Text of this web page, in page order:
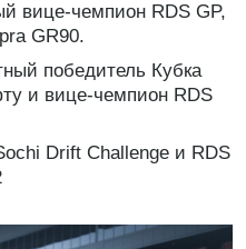
вице-чемпион RDS GP,
GR90.
победитель Кубка
и вице-чемпион RDS
Drift Challenge и RDS